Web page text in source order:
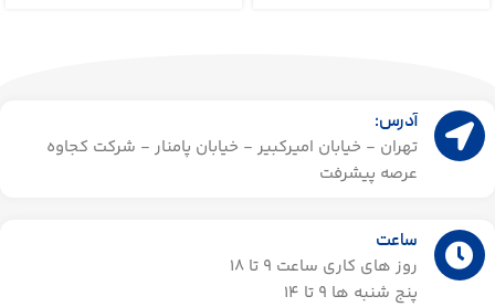
آدرس:
تهران - خیابان امیرکبیر - خیابان پامنار - شرکت کجاوه
عرصه پیشرفت
ساعت
روز های کاری ساعت ۹ تا 18
پنج شنبه ها 9 تا 14​